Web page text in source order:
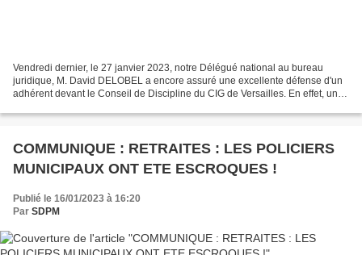
Vendredi dernier, le 27 janvier 2023, notre Délégué national au bureau
juridique, M. David DELOBEL a encore assuré une excellente défense d'un
adhérent devant le Conseil de Discipline du CIG de Versailles. En effet, un
COMMUNIQUE : RETRAITES : LES POLICIERS
MUNICIPAUX ONT ETE ESCROQUES !
Publié le 16/01/2023 à 16:20
Par SDPM